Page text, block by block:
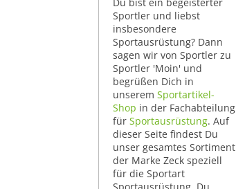
Sportler und liebst
insbesondere
Sportausrüstung? Dann
sagen wir von Sportler zu
Sportler 'Moin' und
begrüßen Dich in
unserem Sportartikel-
Shop in der Fachabteilung
für Sportausrüstung. Auf
dieser Seite findest Du
unser gesamtes Sortiment
der Marke Zeck speziell
für die Sportart